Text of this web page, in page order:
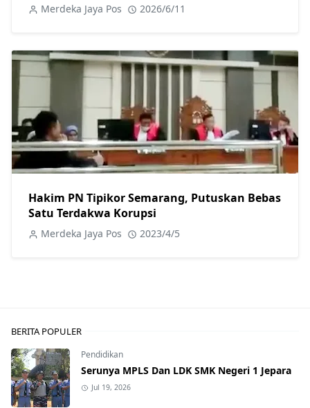
Secara Ilegal
Merdeka Jaya Pos 2026/6/11
Hakim PN Tipikor Semarang, Putuskan Bebas
Satu Terdakwa Korupsi
Merdeka Jaya Pos 2023/4/5
BERITA POPULER
Pendidikan
Serunya MPLS Dan LDK SMK Negeri 1 Jepara
Jul 19, 2026